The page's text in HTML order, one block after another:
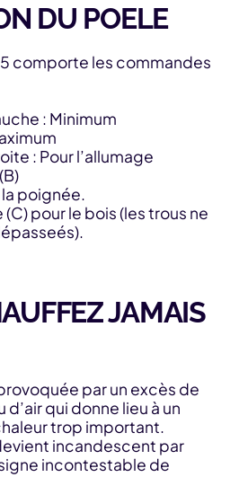
DU POELE
comporte les commandes
: Minimum
: Pour l’allumage
la poignée.
pour le bois (les trous ne
JAMAIS
par un excès de
qui donne lieu à un
trop important.
incandescent par
incontestable de